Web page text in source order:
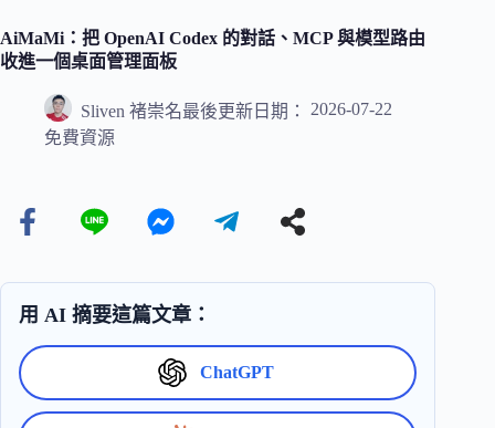
AiMaMi：把 OpenAI Codex 的對話、MCP 與模型路由
收進一個桌面管理面板
Sliven 褚崇名最後更新日期：
2026-07-22
免費資源
用 AI 摘要這篇文章：
ChatGPT